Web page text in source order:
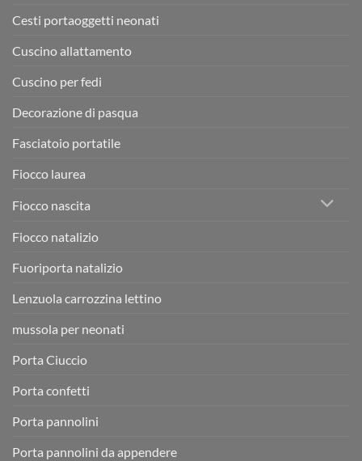
Cesti portaoggetti neonati
Cuscino allattamento
Cuscino per fedi
Decorazione di pasqua
Fasciatoio portatile
Fiocco laurea
Fiocco nascita
Fiocco natalizio
Fuoriporta natalizio
Lenzuola carrozzina lettino
mussola per neonati
Porta Ciuccio
Porta confetti
Porta pannolini
Porta pannolini da appendere